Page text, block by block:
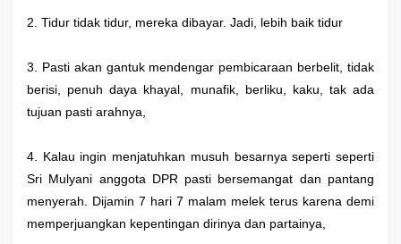
2. Tidur tidak tidur, mereka dibayar. Jadi, lebih baik tidur
3. Pasti akan gantuk mendengar pembicaraan berbelit, tidak
berisi, penuh daya khayal, munafik, berliku, kaku, tak ada
tujuan pasti arahnya,
4. Kalau ingin menjatuhkan musuh besarnya seperti seperti
Sri Mulyani anggota DPR pasti bersemangat dan pantang
menyerah. Dijamin 7 hari 7 malam melek terus karena demi
memperjuangkan kepentingan dirinya dan partainya,